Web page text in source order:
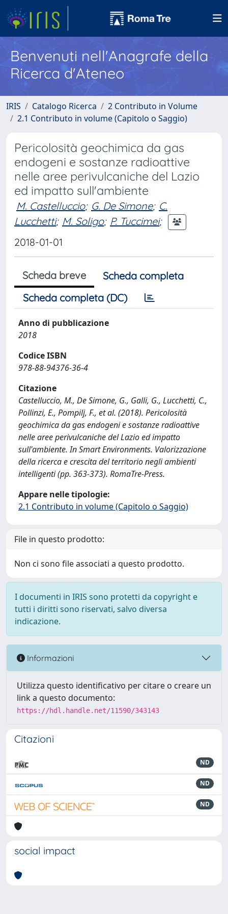
Benvenuti nell'Anagrafe della
Ricerca d'Ateneo
IRIS Catalogo Ricerca
2 Contributo in Volume
2.1 Contributo in volume (Capitolo o Saggio)
Pericolosità geochimica da gas
endogeni e sostanze radioattive
nelle aree perivulcaniche del Lazio
ed impatto sull'ambiente
M. Castelluccio; G. De Simone; C.
Lucchetti; M. Soligo; P. Tuccimei;
2018-01-01
Scheda breve
Scheda completa
Scheda completa (DC)
Anno di pubblicazione
2018
Codice ISBN
978-88-94376-36-4
Citazione
Castelluccio, M., De Simone, G., Galli, G., Lucchetti, C.,
Pollinzi, E., Pompilj, F., et al. (2018). Pericolosità
geochimica da gas endogeni e sostanze radioattive
nelle aree perivulcaniche del Lazio ed impatto
sull'ambiente. In Smart Environments. Valorizzazione
della ricerca e crescita del territorio negli ambienti
intelligenti (pp. 363-373). RomaTre-Press.
Appare nelle tipologie:
2.1 Contributo in volume (Capitolo o Saggio)
File in questo prodotto:
Non ci sono file associati a questo prodotto.
I documenti in IRIS sono protetti da copyright e
tutti i diritti sono riservati, salvo diversa
indicazione.
Informazioni
Utilizza questo identificativo per citare o creare un
link a questo documento:
https://hdl.handle.net/11590/343143
Citazioni
ND
ND
ND
social impact